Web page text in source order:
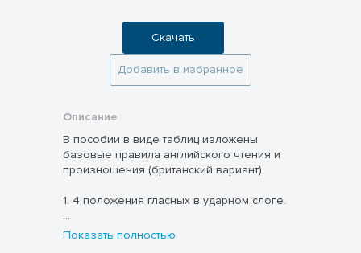
Скачать
Добавить в избранное
Описание
В пособии в виде таблиц изложены
базовые правила английского чтения и
произношения (британский вариант).
1. 4 положения гласных в ударном слоге.
2. Прочтение буквосочетаний.
Показать полностью